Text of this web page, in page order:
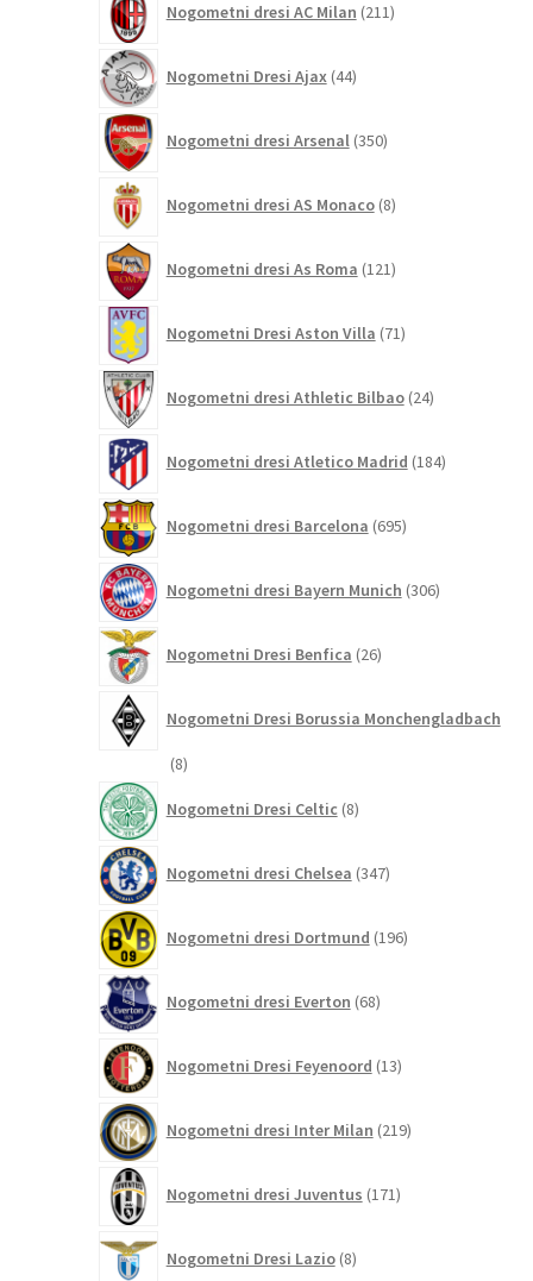
Nogometni dresi AC Milan 211izdelkov
Nogometni Dresi Ajax 44izdelkov
Nogometni dresi Arsenal 350izdelkov
Nogometni dresi AS Monaco 8izdelkov
Nogometni dresi As Roma 121izdelkov
Nogometni Dresi Aston Villa 71izdelkov
Nogometni dresi Athletic Bilbao 24izdelkov
Nogometni dresi Atletico Madrid 184izdelkov
Nogometni dresi Barcelona 695izdelkov
Nogometni dresi Bayern Munich 306izdelkov
Nogometni Dresi Benfica 26izdelkov
Nogometni Dresi Borussia Monchengladbach
88
Nogometni Dresi Celtic 8izdelkov
Nogometni dresi Chelsea 347izdelkov
Nogometni dresi Dortmund 196izdelkov
Nogometni dresi Everton 68izdelkov
Nogometni Dresi Feyenoord 13izdelkov
Nogometni dresi Inter Milan 219izdelkov
Nogometni dresi Juventus 171izdelkov
Nogometni Dresi Lazio 8izdelkov